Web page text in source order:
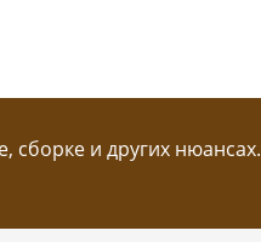
сборке и других нюансах.